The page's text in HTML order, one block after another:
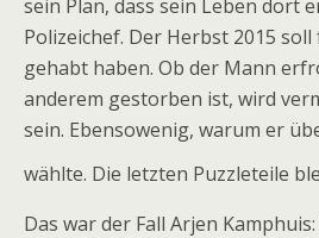
sein Plan, dass sein Leben dort
Polizeichef. Der Herbst 2015
gehabt haben. Ob der Mann
anderem gestorben ist, wird
sein. Ebensowenig, warum er
wählte. Die letzten Puzzleteile
Das war der Fall Arjen Kamphuis: